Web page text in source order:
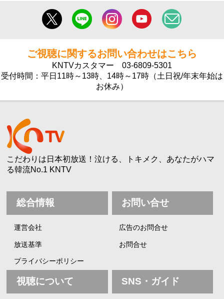
ご視聴に関するお問い合わせはこちら
KNTVカスタマー 03-6809-5301
受付時間：平日11時～13時、14時～17時（土日祝/年末年始は
お休み）
こだわりは日本初放送！泣ける、トキメク、あなたがハマ
る韓流No.1 KNTV
総合情報
運営会社
放送基準
プライバシーポリシー
お問い合せ
広告のお問合せ
お問合せ
視聴について SNS・ガイド